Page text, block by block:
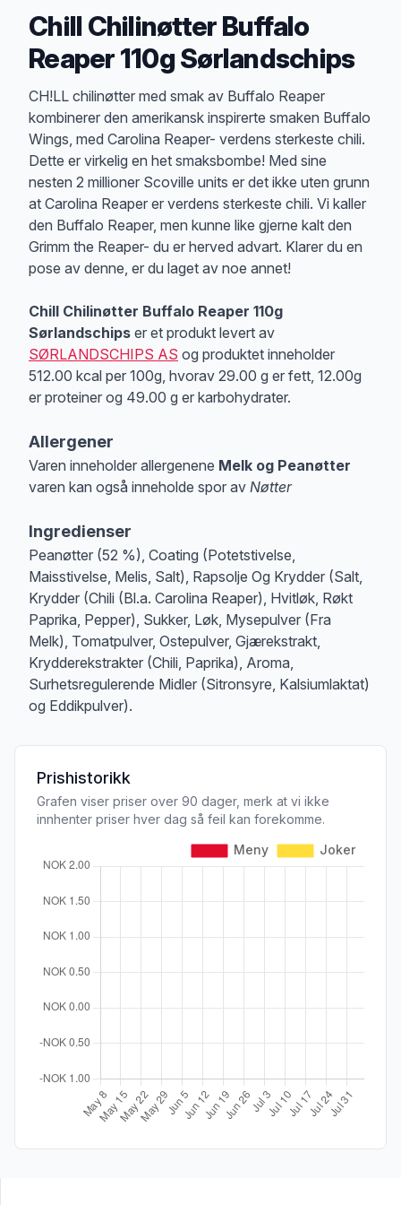
Chill Chilinøtter Buffalo
Reaper 110g Sørlandschips
Produktbeskrivelse
CH!LL chilinøtter med smak av Buffalo Reaper
kombinerer den amerikansk inspirerte smaken Buffalo
Wings, med Carolina Reaper- verdens sterkeste chili.
Dette er virkelig en het smaksbombe! Med sine
nesten 2 millioner Scoville units er det ikke uten grunn
at Carolina Reaper er verdens sterkeste chili. Vi kaller
den Buffalo Reaper, men kunne like gjerne kalt den
Grimm the Reaper- du er herved advart. Klarer du en
pose av denne, er du laget av noe annet!
Chill Chilinøtter Buffalo Reaper 110g
Sørlandschips er et produkt levert av
SØRLANDSCHIPS AS og produktet inneholder
512.00 kcal per 100g, hvorav 29.00 g er fett, 12.00g
er proteiner og 49.00 g er karbohydrater.
Allergener
Varen inneholder allergenene Melk og Peanøtter
varen kan også inneholde spor av Nøtter
Ingredienser
Peanøtter (52 %), Coating (Potetstivelse,
Maisstivelse, Melis, Salt), Rapsolje Og Krydder (Salt,
Krydder (Chili (Bl.a. Carolina Reaper), Hvitløk, Røkt
Paprika, Pepper), Sukker, Løk, Mysepulver (Fra
Melk), Tomatpulver, Ostepulver, Gjærekstrakt,
Krydderekstrakter (Chili, Paprika), Aroma,
Surhetsregulerende Midler (Sitronsyre, Kalsiumlaktat)
og Eddikpulver).
Prishistorikk
Grafen viser priser over 90 dager, merk at vi ikke
innhenter priser hver dag så feil kan forekomme.